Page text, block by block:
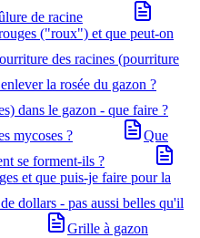
de racine
("roux") et que peut-on
des racines (pourriture
la rosée du gazon ?
dans le gazon - que faire ?
mycoses ?
Que
se forment-ils ?
et que puis-je faire pour la
dollars - pas aussi belles qu'il
Grille à gazon